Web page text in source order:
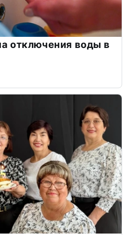
отключения воды в